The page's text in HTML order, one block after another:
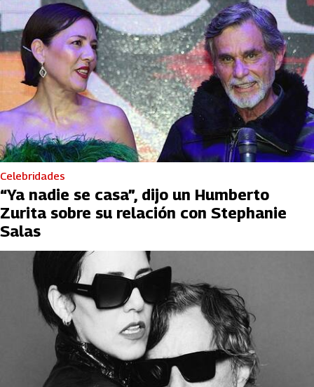
Celebridades
“Ya nadie se casa”, dijo un Humberto
Zurita sobre su relación con Stephanie
Salas